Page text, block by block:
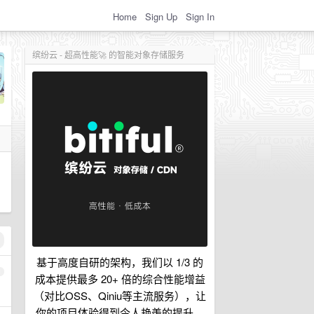
Home Sign Up Sign In
缤纷云 - 超高性能🚀 的智能对象存储服务
基于高度自研的架构，我们以 1/3 的
成本提供最多 20+ 倍的综合性能增益
（对比OSS、Qiniu等主流服务），让